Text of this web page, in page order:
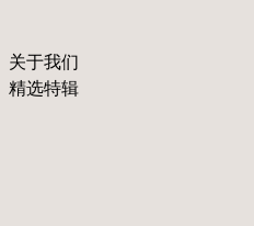
关于我们
精选特辑